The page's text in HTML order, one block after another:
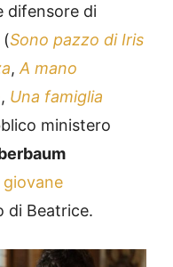
difensore di
(Sono pazzo di Iris
, A mano
, Una famiglia
ministero
giovane
di Beatrice.